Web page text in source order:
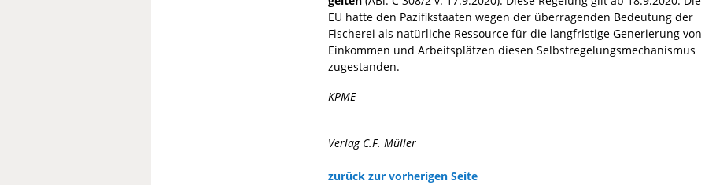
EU hatte den Pazifikstaaten wegen der überragenden Bedeutung der
Fischerei als natürliche Ressource für die langfristige Generierung von
Einkommen und Arbeitsplätzen diesen Selbstregelungsmechanismus
zugestanden.
KPME
Verlag C.F. Müller
zurück zur vorherigen Seite